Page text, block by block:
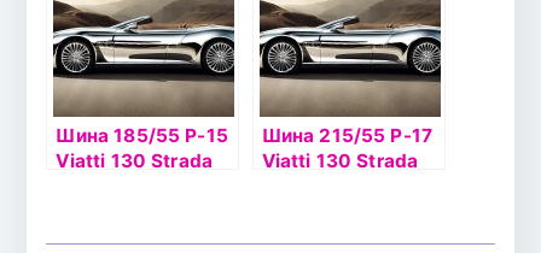
Шина 185/55 Р-15
Viatti 130 Strada
Шина 215/55 Р-17
Viatti 130 Strada